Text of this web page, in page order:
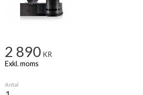
2 890 KR
Antal